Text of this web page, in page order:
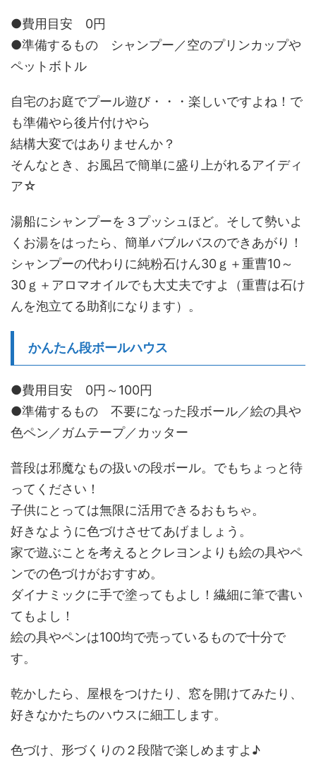
●費用目安 0円
●準備するもの シャンプー／空のプリンカップや
ペットボトル
自宅のお庭でプール遊び・・・楽しいですよね！で
も準備やら後片付けやら
結構大変ではありませんか？
そんなとき、お風呂で簡単に盛り上がれるアイディ
ア☆
湯船にシャンプーを３プッシュほど。そして勢いよ
くお湯をはったら、簡単バブルバスのできあがり！
シャンプーの代わりに純粉石けん30ｇ＋重曹10～
30ｇ＋アロマオイルでも大丈夫ですよ（重曹は石け
んを泡立てる助剤になります）。
かんたん段ボールハウス
●費用目安 0円～100円
●準備するもの 不要になった段ボール／絵の具や
色ペン／ガムテープ／カッター
普段は邪魔なもの扱いの段ボール。でもちょっと待
ってください！
子供にとっては無限に活用できるおもちゃ。
好きなように色づけさせてあげましょう。
家で遊ぶことを考えるとクレヨンよりも絵の具やペ
ンでの色づけがおすすめ。
ダイナミックに手で塗ってもよし！繊細に筆で書い
てもよし！
絵の具やペンは100均で売っているもので十分で
す。
乾かしたら、屋根をつけたり、窓を開けてみたり、
好きなかたちのハウスに細工します。
色づけ、形づくりの２段階で楽しめますよ♪